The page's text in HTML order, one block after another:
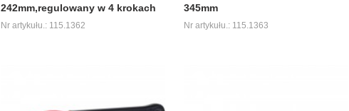
242mm,regulowany w 4 krokach
Nr artykułu.: 115.1362
345mm
Nr artykułu.: 115.1363